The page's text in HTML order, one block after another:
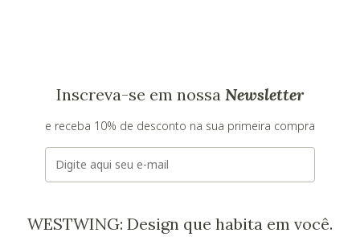
Inscreva-se em nossa Newsletter
e receba 10% de desconto na sua primeira compra
E-mail
WESTWING: Design que habita em você.